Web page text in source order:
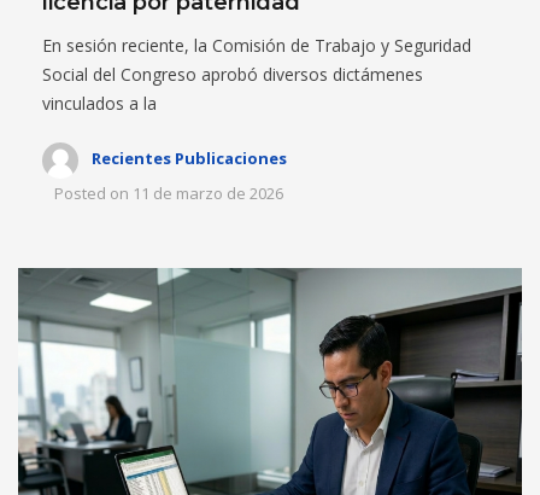
En sesión reciente, la Comisión de Trabajo y Seguridad
Social del Congreso aprobó diversos dictámenes
vinculados a la
Recientes Publicaciones
Posted on 11 de marzo de 2026